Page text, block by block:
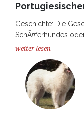
Geschichte: Die
SchÃ¤ferhundes oder
weiter lesen